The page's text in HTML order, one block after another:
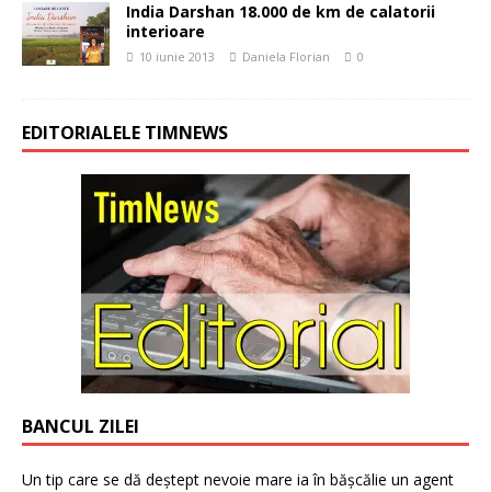
India Darshan 18.000 de km de calatorii
interioare
10 iunie 2013 Daniela Florian 0
EDITORIALELE TIMNEWS
BANCUL ZILEI
Un tip care se dă deștept nevoie mare ia în bășcălie un agent